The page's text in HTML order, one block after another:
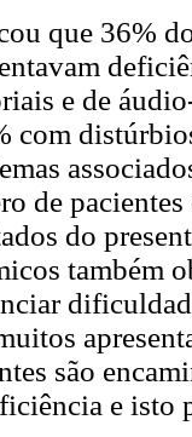
que 36%
e de
com
de
do
também
são
e isto